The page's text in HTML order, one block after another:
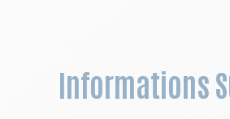
Informations